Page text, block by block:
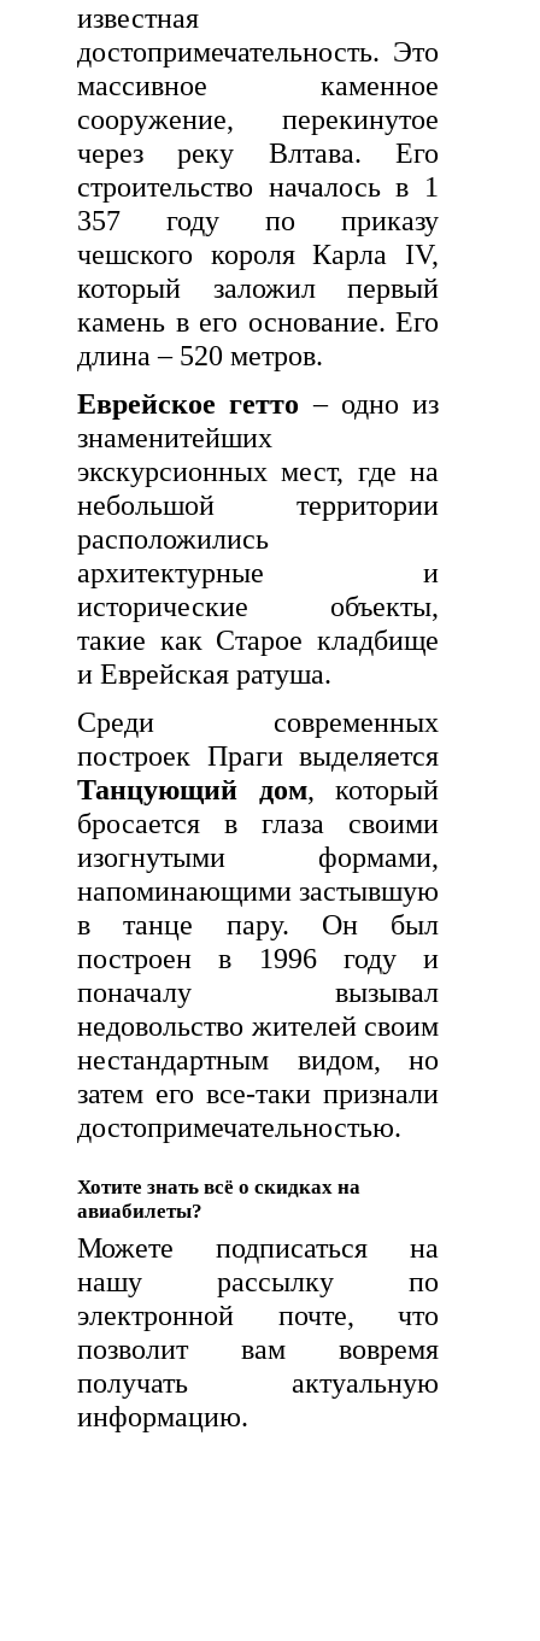
известная
достопримечательность. Это
массивное каменное
сооружение, перекинутое
через реку Влтава. Его
строительство началось в 1
357 году по приказу
чешского короля Карла IV,
который заложил первый
камень в его основание. Его
длина – 520 метров.
Еврейское гетто – одно из
знаменитейших
экскурсионных мест, где на
небольшой территории
расположились
архитектурные и
исторические объекты,
такие как Старое кладбище
и Еврейская ратуша.
Среди современных
построек Праги выделяется
Танцующий дом, который
бросается в глаза своими
изогнутыми формами,
напоминающими застывшую
в танце пару. Он был
построен в 1996 году и
поначалу вызывал
недовольство жителей своим
нестандартным видом, но
затем его все-таки признали
достопримечательностью.
Хотите знать всё о скидках на
авиабилеты?
Можете подписаться на
нашу рассылку по
электронной почте, что
позволит вам вовремя
получать актуальную
информацию.